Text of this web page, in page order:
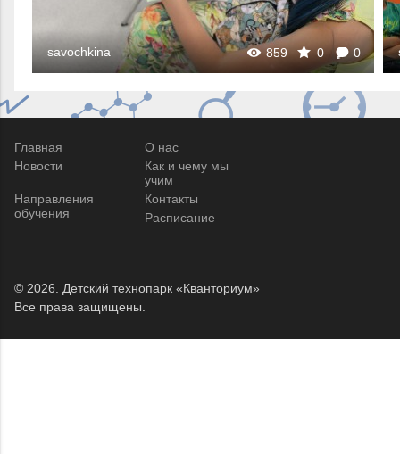
859 0 0
savochkina
Главная
О нас
Новости
Как и чему мы
учим
Направления
обучения
Контакты
Расписание
© 2026. Детский технопарк «Кванториум»
Все права защищены.